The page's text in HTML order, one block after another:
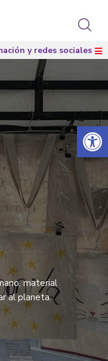
Abrir
y redes sociales
material
al planeta.